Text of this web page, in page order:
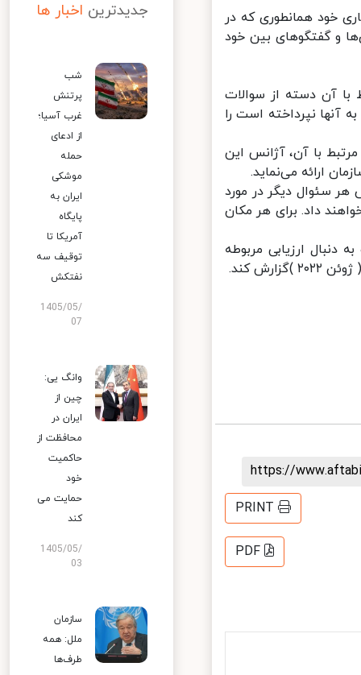
خود همانطوری که در
شده است، همکاری‌ها و گفتگوهای بین خود
کتبی مرتبط با آن دسته از سوالات
نپرداخته است را
با آن، آژانس این
ارائه می‌نماید.
سئوال دیگر در مورد
داد. برای هر مکان
فعالیت‌های مندرج در بندهای ۱ تا ۳ بالا و به دنبال ارزیابی مربوطه
https://
PRINT
PDF
جدیدترین اخبار ها
شب
پرتنش
غرب آسیا؛
از ادعای
حمله
موشکی
ایران به
پایگاه
آمریکا تا
توقیف سه
نفتکش
1405/05/
07
وانگ یی:
چین از
ایران در
محافظت از
حاکمیت
خود
حمایت می
کند
1405/05/
03
سازمان
ملل: همه
طرف‌ها